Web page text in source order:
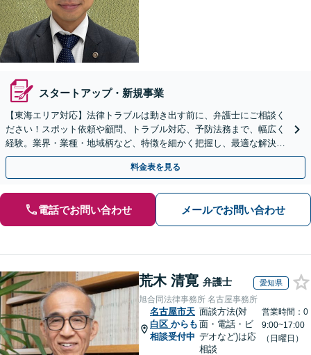
スタートアップ・新規事業
【東海エリア対応】法律トラブルは動き出す前に、弁護士にご相談く
ださい！スポット依頼や顧問、トラブル対応、予防法務まで、幅広く
経験。​​業界・業種・地域柄など、特徴を細かく把握し、最適な解決策
をご提示します
料金表を見る
電話でお問い合わせ メールでお問い合わせ
荒木 清寛 弁護士 愛知県
旭合同法律事務所 名古屋事務所
名古屋市天
白区 からも
相談受付中
面談方法(対
面・電話・ビ
デオなど)は応
相談
営業時間：0
9:00~17:00
（日曜日）